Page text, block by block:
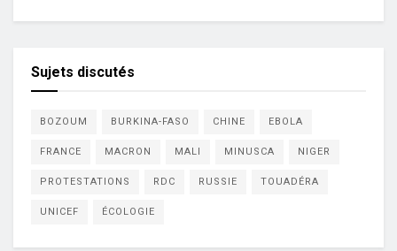
Sujets discutés
BOZOUM BURKINA-FASO CHINE EBOLA
FRANCE MACRON MALI MINUSCA NIGER
PROTESTATIONS RDC RUSSIE TOUADÉRA
UNICEF ÉCOLOGIE